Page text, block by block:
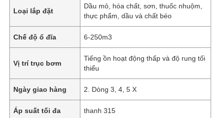
Loại lắp đặt
Dầu mỏ, hóa chất, sơn, thuốc nhuộm,
thực phẩm, dầu và chất béo
Chế độ ổ đĩa 6-250m3
Vị trí trục bơm
Tiếng ồn hoạt động thấp và độ rung tối
thiểu
Ngày giao hàng 2. Dòng 3, 4, 5 X
Áp suất tối đa thanh 315